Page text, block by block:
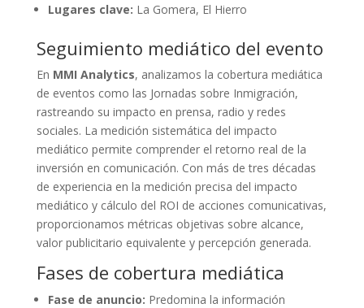
Lugares clave: La Gomera, El Hierro
Seguimiento mediático del evento
En MMI Analytics, analizamos la cobertura mediática
de eventos como las Jornadas sobre Inmigración,
rastreando su impacto en prensa, radio y redes
sociales. La medición sistemática del impacto
mediático permite comprender el retorno real de la
inversión en comunicación. Con más de tres décadas
de experiencia en la medición precisa del impacto
mediático y cálculo del ROI de acciones comunicativas,
proporcionamos métricas objetivas sobre alcance,
valor publicitario equivalente y percepción generada.
Fases de cobertura mediática
Fase de anuncio: Predomina la información